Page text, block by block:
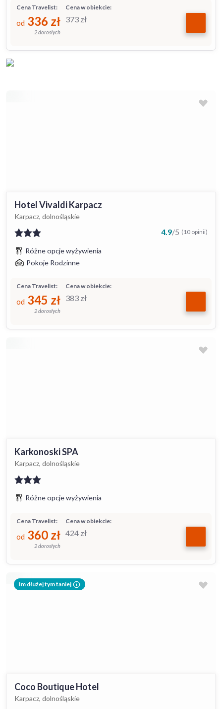
Cena w obiekcie:
373 zł
Cena Travelist:
od 336 zł
2 dorosłych
Hotel Vivaldi Karpacz
Karpacz, dolnośląskie
4.9/5 (10 opinii)
Różne opcje wyżywienia
Pokoje Rodzinne
Cena w obiekcie:
383 zł
Cena Travelist:
od 345 zł
2 dorosłych
Karkonoski SPA
Karpacz, dolnośląskie
Różne opcje wyżywienia
Cena w obiekcie:
424 zł
Cena Travelist:
od 360 zł
2 dorosłych
Im dłużej tym taniej
Coco Boutique Hotel
Karpacz, dolnośląskie